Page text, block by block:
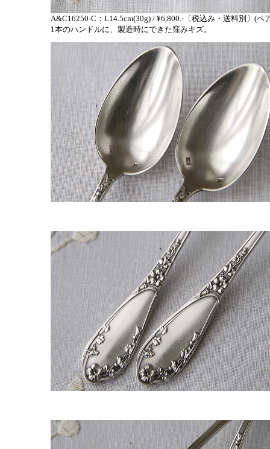
A&C16250-C：L14.5cm(30g) / ¥6,800.-〔税込み・送料別〕(ペ
1本のハンドルに、製造時にできた窪みキズ。